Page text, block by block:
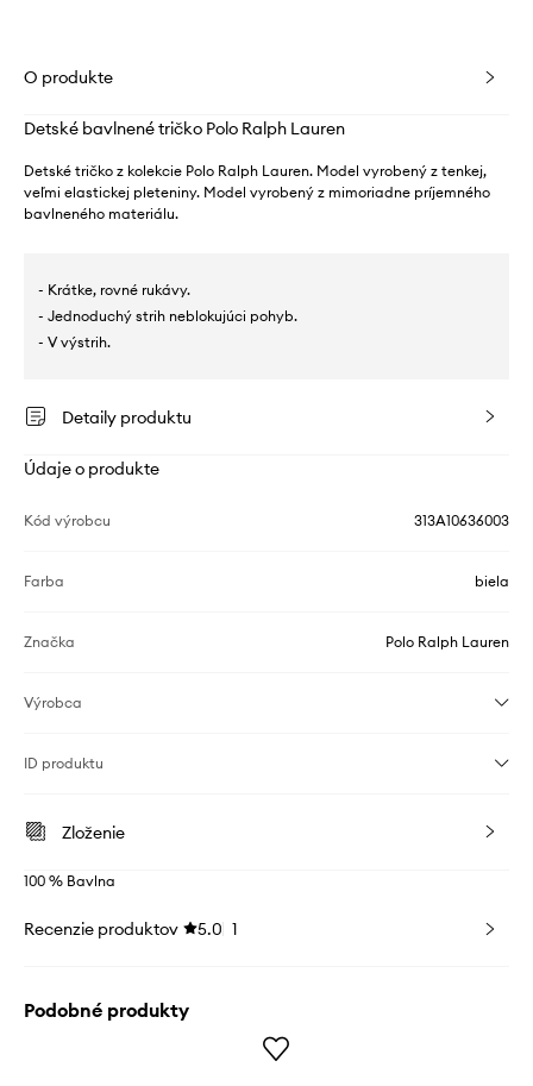
O produkte
Detské bavlnené tričko Polo Ralph Lauren
Detské tričko z kolekcie Polo Ralph Lauren. Model vyrobený z tenkej,
veľmi elastickej pleteniny. Model vyrobený z mimoriadne príjemného
bavlneného materiálu.
- Krátke, rovné rukávy.
- Jednoduchý strih neblokujúci pohyb.
- V výstrih.
Detaily produktu
Údaje o produkte
Kód výrobcu 313A10636003
Farba biela
Značka Polo Ralph Lauren
Výrobca
ID produktu
Zloženie
100 % Bavlna
Recenzie produktov 5.0 1
Podobné produkty